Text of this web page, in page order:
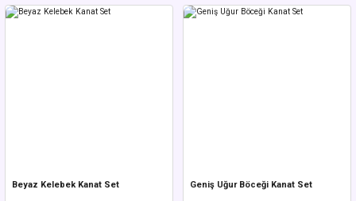
Beyaz Kelebek Kanat Set Geniş Uğur Böceği Kanat Set